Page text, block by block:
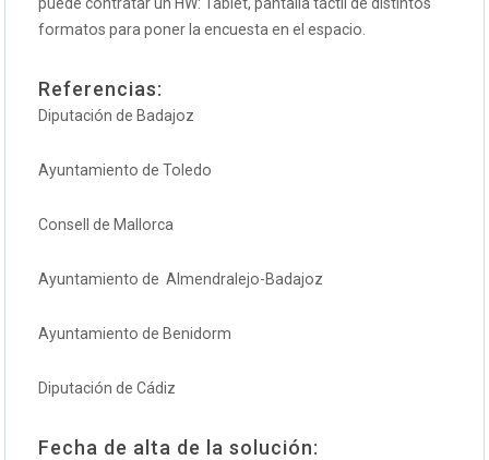
formatos para poner la encuesta en el espacio.
Referencias:
Diputación de Badajoz
Ayuntamiento de Toledo
Consell de Mallorca
Ayuntamiento de Almendralejo-Badajoz
Ayuntamiento de Benidorm
Diputación de Cádiz
Fecha de alta de la solución: